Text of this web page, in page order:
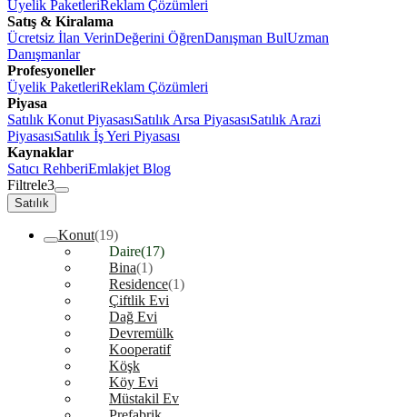
Üyelik PaketleriReklam Çözümleri
Satış & Kiralama
Ücretsiz İlan VerinDeğerini ÖğrenDanışman BulUzman
Danışmanlar
Profesyoneller
Üyelik PaketleriReklam Çözümleri
Piyasa
Satılık Konut PiyasasıSatılık Arsa PiyasasıSatılık Arazi
PiyasasıSatılık İş Yeri Piyasası
Kaynaklar
Satıcı RehberiEmlakjet Blog
Filtrele3
Satılık
Konut(19)
Daire(17)
Bina(1)
Residence(1)
Çiftlik Evi
Dağ Evi
Devremülk
Kooperatif
Köşk
Köy Evi
Müstakil Ev